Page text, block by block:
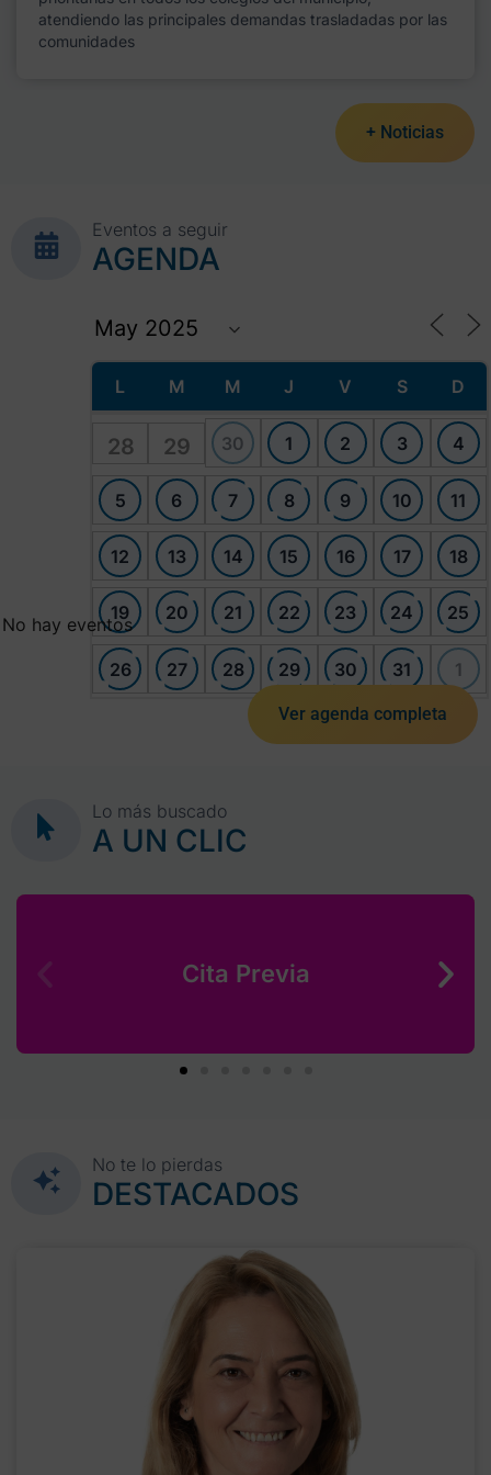
atendiendo las principales demandas trasladadas por las
comunidades
+ Noticias
Eventos a seguir
AGENDA
L M M J V S D
28 29 30 1 2 3 4
5 6 7 8 9 10 11
12 13 14 15 16 17 18
19 20 21 22 23 24 25
26 27 28 29 30 31 1
No hay eventos
Ver agenda completa
Lo más buscado
A UN CLIC
Cita Previa
No te lo pierdas
DESTACADOS